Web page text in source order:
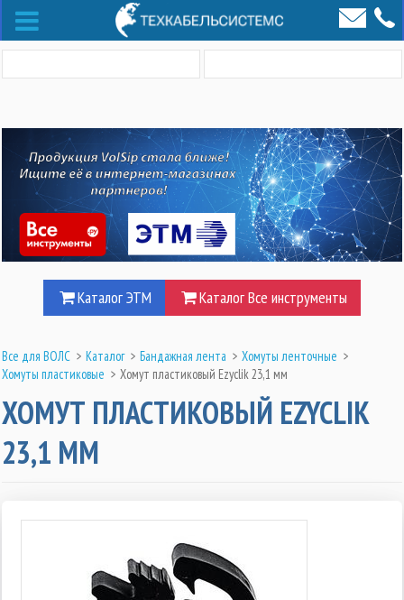
Каталог ЭТМ Каталог Все инструменты
Все для ВОЛС > Каталог > Бандажная лента > Хомуты ленточные >
Хомуты пластиковые > Хомут пластиковый Ezyclik 23,1 мм
ХОМУТ ПЛАСТИКОВЫЙ EZYCLIK
23,1 ММ